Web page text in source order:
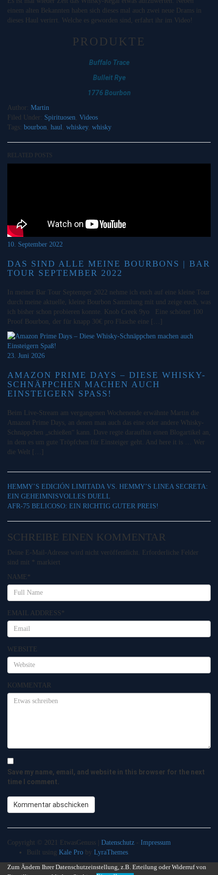
einem alten Bekannten haben sich dieses mal auch zwei neue Drams in
dieses Haul verirrt. Welche es geworden sind, erfahrt ihr im Video!
PRODUKTE
Buffalo Trace
Bulleit Rye
1776 Bourbon
Author: Martin
Filed Under: Spirituosen Videos
Tags: bourbon haul whiskey, whisky
RELATED POSTS
10. September 2022
DAS SIND ALLE MEINE BOURBONS | BAR
TOUR SEPTEMBER 2022
In meiner Bar Tour Septemper 2022 nehme ich euch auf eine kleine Tour
durch meine aktuelle, kleine Bourbon Sammlung mit und zeige euch, was
ich bisher schon probieren konnte. Knob Creek 9yo Eine schöner 100
Proof Bourbon, der für knapp 30€ pro Flasche eine […]
23. Juni 2026
AMAZON PRIME DAYS – DIESE WHISKY-
SCHNÄPPCHEN MACHEN AUCH
EINSTEIGERN SPASS!
Beim Live-Stream am vergangenen Wochenende erwähnte Martin die
Amazon Prime Days, an denen man auch das eine oder andere Whisky-
Schnäppchen „schießen“ kann. Dave regte daraufhin einen Blogartikel an,
in dem es um gute Tröpfchen für Einsteiger geht. And here it is … Wer
die Welt […]
HEMMY’S EDICIÓN LIMITADA VS. HEMMY’S LINEA SECRETA:
EIN GEHEIMNISVOLLES DUELL
AFR-75 BELICOSO: EIN RICHTIG GUTER PREIS!
SCHREIBE EINEN KOMMENTAR
Deine E-Mail-Adresse wird nicht veröffentlicht.
Erforderliche Felder
sind mit * markiert
NAME *
EMAIL ADDRESS*
WEBSITE
KOMMENTAR
Save my name, email, and website in this browser for the next
time I comment.
Copyright © 2021 EtwasGenuss | Datenschutz - Impressum
Built using Kale Pro by LyraThemes
Zum Ändern Ihrer Datenschutzeinstellung, z.B. Erteilung oder Widerruf von